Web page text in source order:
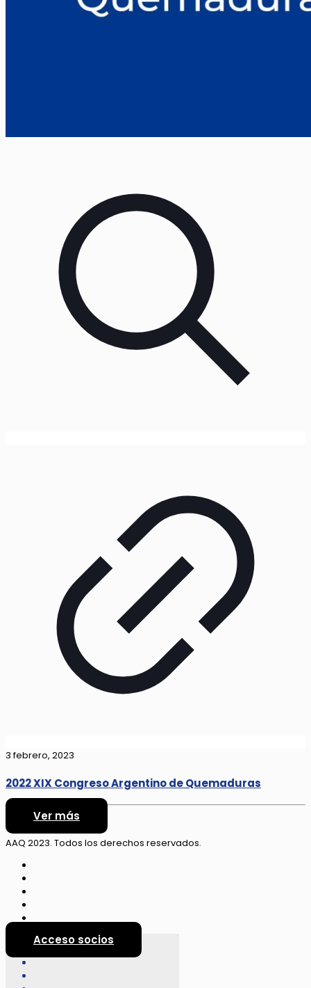
3 febrero, 2023
2022 XIX Congreso Argentino de Quemaduras
Ver más
AAQ 2023. Todos los derechos reservados.
Acceso socios